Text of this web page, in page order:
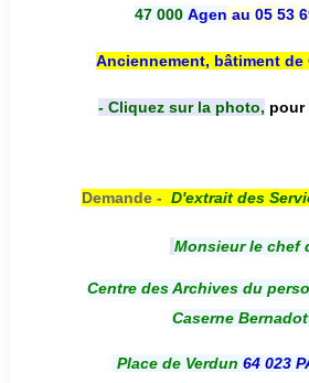
47 000 Agen au 05 53
Anciennement, bâtiment de
- Cliquez sur la photo, pour
Demande - D'extrait des
Monsieur le chef
Centre des Archives du
Caserne
Place de Verdun 64 023